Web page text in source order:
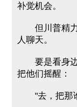
补觉机会。
但川普精力
人聊天。
要是看身边
把他们摇醒：
"去，把那谁